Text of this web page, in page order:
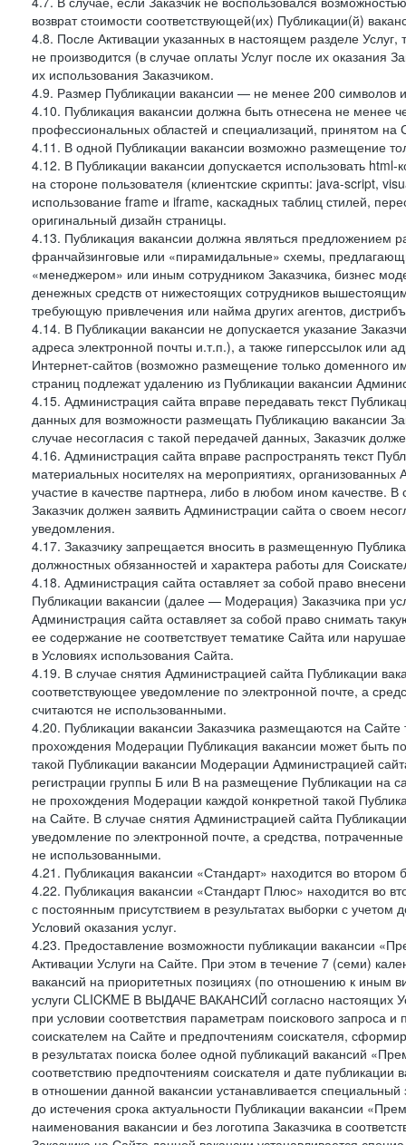
возврат стоимости соответствующей(их) Публикации(й)
4.8. После Активации указанных в настоящем разделе Услуг,
не производится (в случае оплаты Услуг после их оказания
их использования Заказчиком.
4.9. Размер Публикации вакансии — не менее 200 символов
4.10. Публикация вакансии должна быть отнесена не менее
профессиональных областей и специализаций, принятом на
4.11. В одной Публикации вакансии возможно размещение
4.12. В Публикации вакансии допускается использовать
на стороне пользователя (клиентские скрипты: java-script,
использование frame и iframe, каскадных таблиц стилей,
оригинальный дизайн страницы.
4.13. Публикация вакансии должна являться
франчайзинговые или «пирамидальные» схемы,
«менеджером» или иным сотрудником Заказчика, бизнес
денежных средств от нижестоящих сотрудников
требующую привлечения или найма других агентов,
4.14. В Публикации вакансии не допускается указание
адреса электронной почты и.т.п.), а также гиперссылок или
Интернет-сайтов (возможно размещение только доменного
страниц подлежат удалению из Публикации вакансии
4.15. Администрация сайта вправе передавать текст
данных для возможности размещать Публикацию вакансии
случае несогласия с такой передачей данных, Заказчик
4.16. Администрация сайта вправе распространять текст
материальных носителях на мероприятиях,
участие в качестве партнера, либо в любом ином качестве.
Заказчик должен заявить Администрации сайта о своем
уведомления.
4.17. Заказчику запрещается вносить в размещенную
должностных обязанностей и характера работы для
4.18. Администрация сайта оставляет за собой право
Публикации вакансии (далее — Модерация) Заказчика при
Администрация сайта оставляет за собой право снимать
ее содержание не соответствует тематике Сайта или
в Условиях использования Сайта.
4.19. В случае снятия Администрацией сайта Публикации
соответствующее уведомление по электронной почте, а
считаются не использованными.
4.20. Публикации вакансии Заказчика размещаются на
прохождения Модерации Публикация вакансии может быть
такой Публикации вакансии Модерации Администрацией
регистрации группы Б или В на размещение Публикации на
не прохождения Модерации каждой конкретной такой
на Сайте. В случае снятия Администрацией сайта
уведомление по электронной почте, а средства,
не использованными.
4.21. Публикация вакансии «Стандарт» находится во втором
4.22. Публикация вакансии «Стандарт Плюс» находится во
с постоянным присутствием в результатах выборки с
Условий оказания услуг.
4.23. Предоставление возможности публикации вакансии
Активации Услуги на Сайте. При этом в течение 7 (семи)
вакансий на приоритетных позициях (по отношению к иным
услуги CLICKME В ВЫДАЧЕ ВАКАНСИЙ согласно настоящих
при условии соответствия параметрам поискового
соискателем на Сайте и предпочтениям соискателя,
в результатах поиска более одной публикаций вакансий
соответствию предпочтениям соискателя и дате
в отношении данной вакансии устанавливается
до истечения срока актуальности Публикации вакансии
наименования вакансии и без логотипа Заказчика в